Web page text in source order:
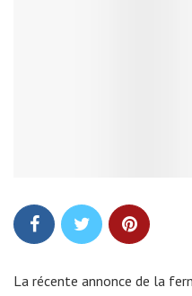
La récente annonce de la